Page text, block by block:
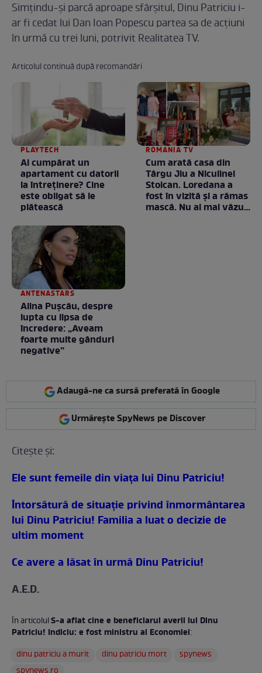
Simţindu-şi parcă aproape sfârşitul, Dinu Patriciu i-
ar fi cedat lui Dan Ioan Popescu partea sa de acţiuni
în urmă cu trei luni, potrivit Realitatea TV.
Articolul continuă după recomandări
PLAYTECH
Ai cumpărat un
apartament cu datorii
la întreținere? Cine
este obligat să le
plătească
ROMANIA TV
Cum arată casa din
Târgu Jiu a Niculinei
Stoican. Loredana a
fost în vizită și a rămas
mască. Nu ai mai văzut
ANTENASTARS
Alina Pușcău, despre
lupta cu lipsa de
încredere: „Aveam
foarte multe gânduri
negative”
Adaugă-ne ca sursă preferată în Google
Urmărește SpyNews pe Discover
Citeşte şi:
Ele sunt femeile din viaţa lui Dinu Patriciu!
Întorsătură de situaţie privind înmormântarea
lui Dinu Patriciu! Familia a luat o decizie de
ultim moment
Ce avere a lăsat în urmă Dinu Patriciu!
A.E.D.
În articolulS-a aflat cine e beneficiarul averii lui Dinu
Patriciu! Indiciu: e fost ministru al Economiei:
dinu patriciu a murit
dinu patriciu mort
spynews